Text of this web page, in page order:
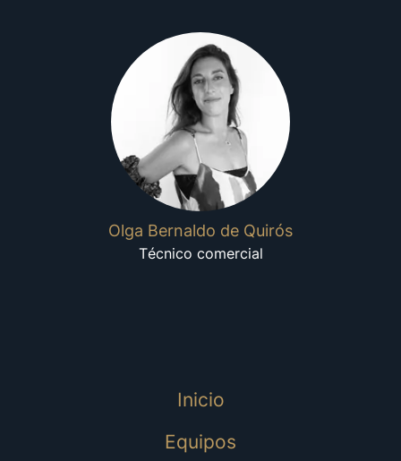
Olga Bernaldo de Quirós
Técnico comercial
Inicio
Equipos